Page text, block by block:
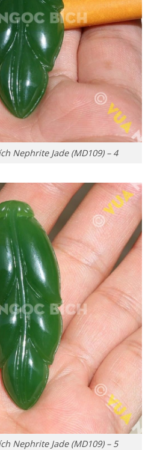
Nephrite Jade (MD109) – 4
Nephrite Jade (MD109) – 5